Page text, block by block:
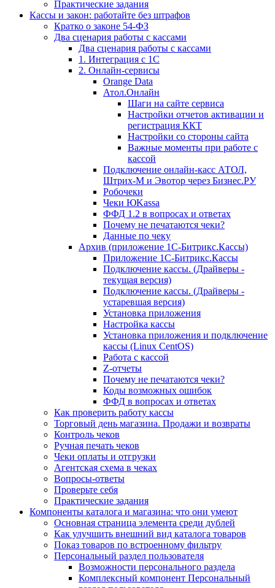
Практические задания
Кассы и закон: работайте без штрафов
Кратко о законе 54-ФЗ
Два сценария работы с кассами
Два сценария работы с кассами
1. Интеграция с 1С
2. Онлайн-сервисы
Orange Data
Атол.Онлайн
Шаги на сайте сервиса
Настройки отчетов активации и
регистрация ККТ
Настройки со стороны сайта
Важные моменты при работе с
кассой
Подключение онлайн-касс АТОЛ,
Штрих-М и Эвотор через Бизнес.РУ
Робочеки
Чеки ЮKassa
ФФД 1.2 в вопросах и ответах
Почему не печатаются чеки?
Данные по чеку
Архив (приложение 1С-Битрикс.Кассы)
Приложение 1С-Битрикс.Кассы
Подключение кассы. (Драйверы -
текущая версия)
Подключение кассы. (Драйверы -
устаревшая версия)
Установка приложения
Настройка кассы
Установка приложения и подключение
кассы (Linux CentOS)
Работа с кассой
Z-отчеты
Почему не печатаются чеки?
Коды возможных ошибок
ФФД в вопросах и ответах
Как проверить работу кассы
Торговый день магазина. Продажи и возвраты
Контроль чеков
Ручная печать чеков
Чеки оплаты и отгрузки
Агентская схема в чеках
Вопросы-ответы
Проверьте себя
Практические задания
Компоненты каталога и магазина: что они умеют
Основная страница элемента среди дублей
Как улучшить внешний вид каталога товаров
Показ товаров по встроенному фильтру
Персональный раздел пользователя
Возможности персонального раздела
Комплексный компонент Персональный